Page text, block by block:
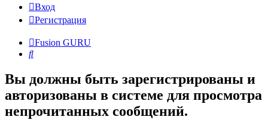
Вход
Регистрация
Fusion GURU
Поиск
Вы должны быть зарегистрированы и
авторизованы в системе для просмотра
непрочитанных сообщений.